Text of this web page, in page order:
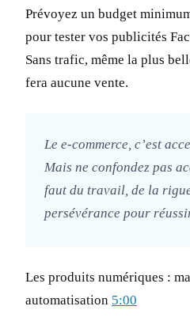
Prévoyez un budget
pour tester vos publicités
Sans trafic, même la plus
fera aucune vente.
Le e-commerce, c’est
Mais ne confondez pas
faut du travail, de la
persévérance pour
Les produits numériques :
automatisation 5:00